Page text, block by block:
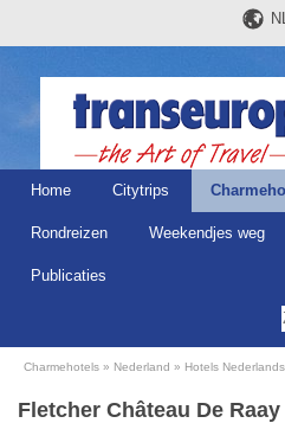
Home Citytrips
Rondreizen Weekendjes weg
Publicaties
Charmehotels Nederland Hotels
Fletcher Château De Raay